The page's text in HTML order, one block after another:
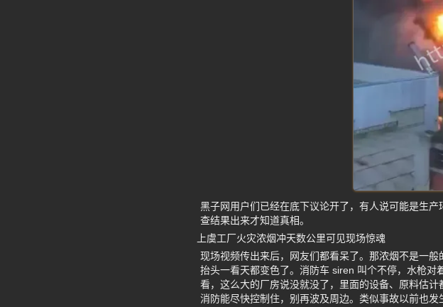
黑子网用户们已经在底下议论开了，有人说可能是生
查结果出来才知道真相。
上虞工厂火灾浓烟冲天数公里可见现场惊魂
现场视频传出来后，网友们都看呆了。那浓烟不是一
抬头一看天都变色了。消防车 siren 叫个不停，水枪
看，这么大的厂房说没就没了，里面的设备、原料估
消防能尽快控制住，别再波及周边。类似事故以前也